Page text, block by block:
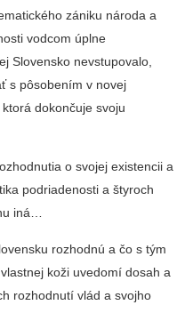
zániku národa a
vodcom úplne
Slovensko nevstupovalo,
s pôsobením v novej
dokončuje svoju
o svojej existencii a
podriadenosti a štyroch
iná…
rozhodnú a čo s tým
koži uvedomí dosah a
rozhodnutí vlád a svojho